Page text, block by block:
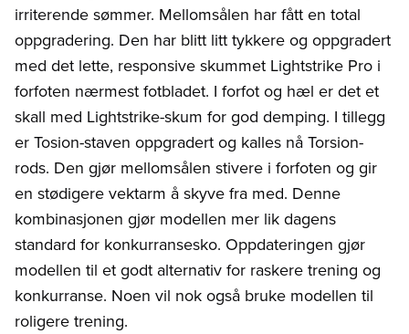
irriterende sømmer. Mellomsålen har fått en total
oppgradering. Den har blitt litt tykkere og oppgradert
med det lette, responsive skummet Lightstrike Pro i
forfoten nærmest fotbladet. I forfot og hæl er det et
skall med Lightstrike-skum for god demping. I tillegg
er Tosion-staven oppgradert og kalles nå Torsion-
rods. Den gjør mellomsålen stivere i forfoten og gir
en stødigere vektarm å skyve fra med. Denne
kombinasjonen gjør modellen mer lik dagens
standard for konkurransesko. Oppdateringen gjør
modellen til et godt alternativ for raskere trening og
konkurranse. Noen vil nok også bruke modellen til
roligere trening.